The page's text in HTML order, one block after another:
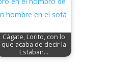
Cágate, Lorito, con lo
que acaba de decir la
Estaban…